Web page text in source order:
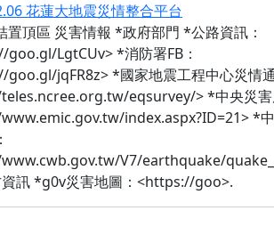
花蓮大地震災情整合平台
置頂區 災害情報 *政府部門 *公路資訊：
LgtCUv> *消防署FB：
jqFR8z> *國家地震工程中心災情
eqsurvey/> *中央災害
index.aspx?ID=21> *
V7/earthquake/
訊 *g0v災害地圖：<https://goo>.